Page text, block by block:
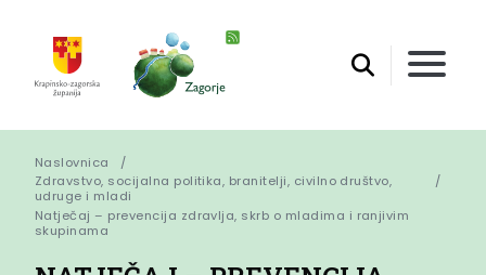
Naslovnica
Zdravstvo, socijalna politika, branitelji, civilno društvo,
udruge i mladi
Natječaj – prevencija zdravlja, skrb o mladima i ranjivim
skupinama